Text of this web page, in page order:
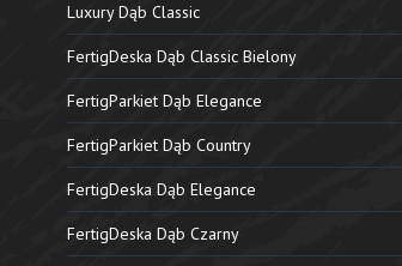
Luxury Dąb Classic
FertigDeska Dąb Classic Bielony
FertigParkiet Dąb Elegance
FertigParkiet Dąb Country
FertigDeska Dąb Elegance
FertigDeska Dąb Czarny